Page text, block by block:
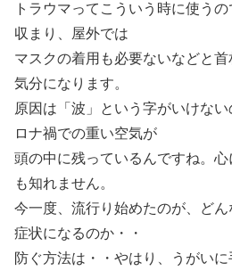
トラウマってこういう時に使う
収まり、屋外では
マスクの着用も必要ないなどと
気分になります。
原因は「波」という字がいけな
ロナ禍での重い空気が
頭の中に残っているんですね。
も知れません。
今一度、流行り始めたのが、ど
症状になるのか・・
防ぐ方法は・・やはり、うがい